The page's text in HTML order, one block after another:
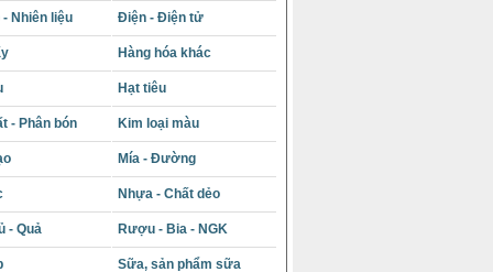
- Nhiên liệu Điện - Điện tử
Hàng hóa khác
Hạt tiêu
- Phân bón Kim loại màu
Mía - Đường
Nhựa - Chất dẻo
- Quả Rượu - Bia - NGK
Sữa, sản phẩm sữa